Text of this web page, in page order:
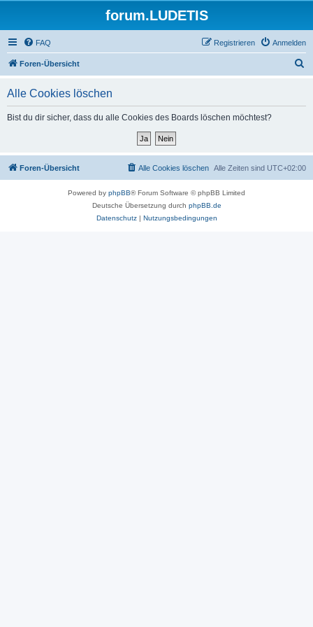
forum.LUDETIS
FAQ Anmelden
Registrieren
Foren-Übersicht
Alle Cookies löschen
Bist du dir sicher, dass du alle Cookies des Boards löschen möchtest?
Foren-Übersicht Alle Zeiten sind UTC+02:00
Alle Cookies löschen
Powered by phpBB® Forum Software © phpBB Limited
Deutsche Übersetzung durch phpBB.de
Datenschutz| Nutzungsbedingungen